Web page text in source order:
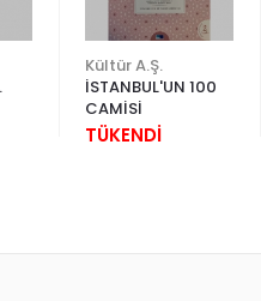
Kültür A.Ş.
İSTANBUL'UN 100
CAMİSİ
TÜKENDİ